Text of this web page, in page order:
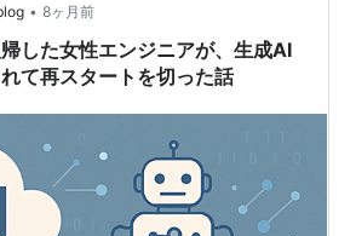
です！ 💁‍♀️ブログ「ぽてぽてログ」に
ログ」は、日常や買ってよかったアイ
まる赤ちゃ…
• 8ヶ月前
した女性エンジニアが、生成AI
て再スタートを切った話